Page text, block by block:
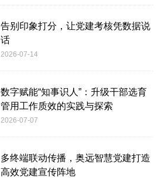
告别印象打分，让党建考核凭数据说
话
2026-07-14
数字赋能“知事识人”：升级干部选育
管用工作质效的实践与探索
2026-07-07
多终端联动传播，奥远智慧党建打造
高效党建宣传阵地